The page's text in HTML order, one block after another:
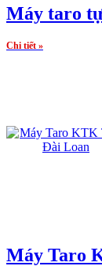
Máy taro
Chi tiết »
Máy Taro